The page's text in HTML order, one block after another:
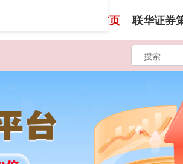
首页 联华证券